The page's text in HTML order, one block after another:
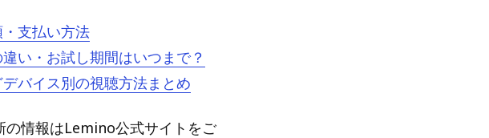
支払い方法
い・お試し期間はいつまで？
バイス別の視聴方法まとめ
情報はLemino公式サイトをご